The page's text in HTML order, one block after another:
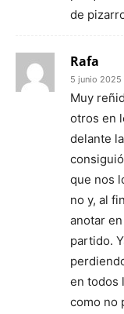
de
Rafa
5 junio 2025
Muy
otros en
delante
que nos
no y, al
anotar
partido.
en todos
como no